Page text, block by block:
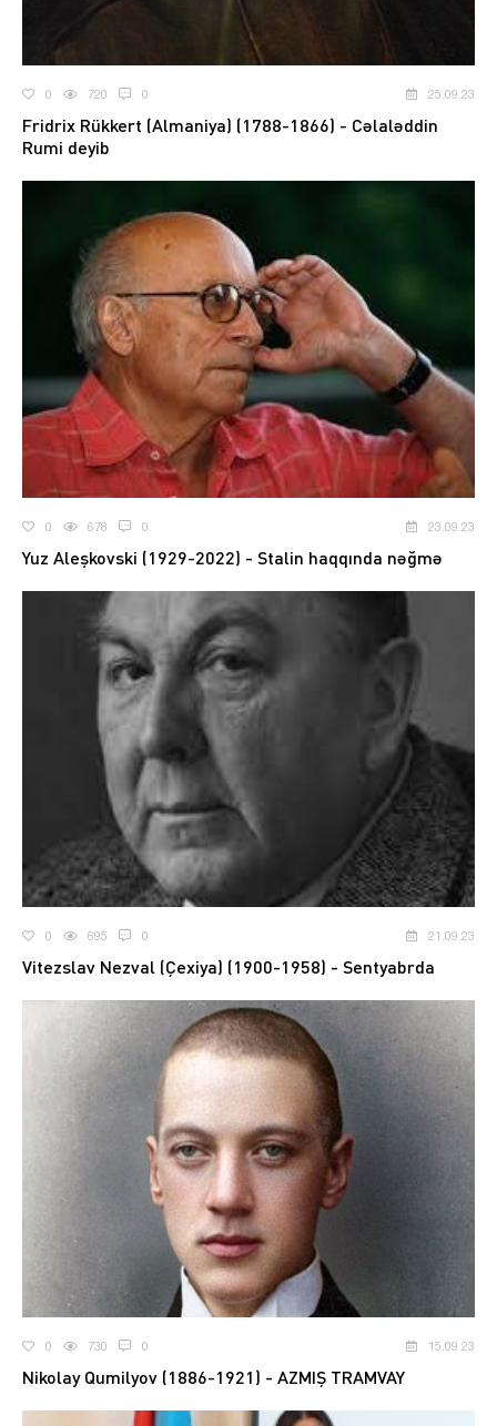
0 720 0 25.09.23
Fridrix Rükkert (Almaniya) (1788-1866) - Cəlaləddin
Rumi deyib
0 678 0 23.09.23
Yuz Aleşkovski (1929-2022) - Stalin haqqında nəğmə
0 695 0 21.09.23
Vitezslav Nezval (Çexiya) (1900-1958) - Sentyabrda
0 730 0 15.09.23
Nikolay Qumilyov (1886-1921) - AZMIŞ TRAMVAY